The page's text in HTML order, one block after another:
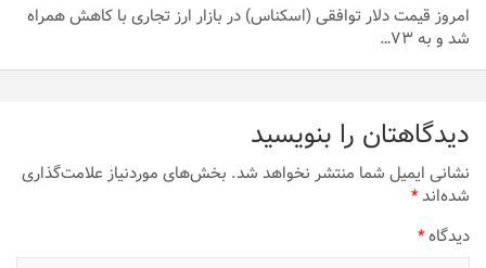
امروز قیمت دلار توافقی (اسکناس) در بازار ارز تجاری با کاهش همراه
شد و به ۷۳…
دیدگاهتان را بنویسید
نشانی ایمیل شما منتشر نخواهد شد.بخش‌های موردنیاز علامت‌گذاری
شده‌اند*
دیدگاه*